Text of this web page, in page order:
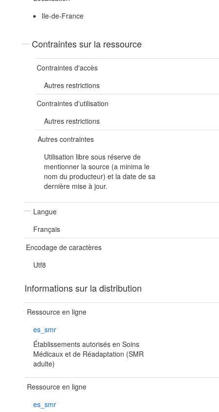
Ile-de-France
Contraintes sur la ressource
Contraintes d'accès
Autres restrictions
Contraintes d'utilisation
Autres restrictions
Autres contraintes
Utilisation libre sous réserve de
mentionner la source (a minima le
nom du producteur) et la date de sa
dernière mise à jour.
Langue
Français
Encodage de caractères
Utf8
Informations sur la distribution
Ressource en ligne
es_smr
Établissements autorisés en Soins
Médicaux et de Réadaptation (SMR
adulte)
Ressource en ligne
es_smr